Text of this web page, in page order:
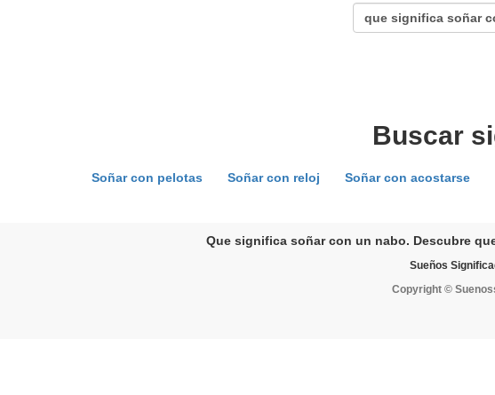
Buscar
Soñar con pelotas Soñar con reloj Soñar con acostarse
Que significa soñar con un nabo. Descubre
Sueños
Copyright ©